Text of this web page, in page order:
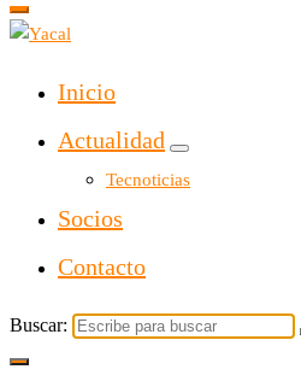
Yacal micro hosting
Inicio
Actualidad
Tecnoticias
Socios
Contacto
Buscar: